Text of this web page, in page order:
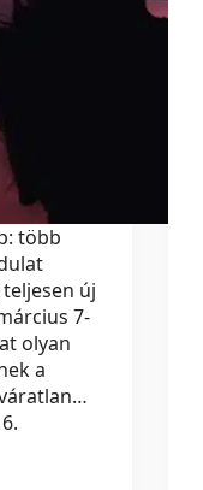
több
új
7-
olyan
a